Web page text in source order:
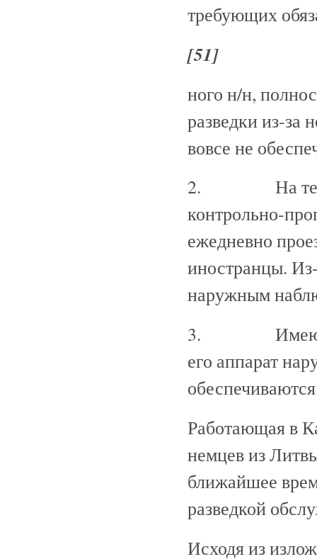
требующих
[51]
ного н/н,
разведки из-за
вовсе не
2. На
контрольно-
ежедневно
иностранцы.
наружным
3. Имеющееся
его аппарат
Работающая в
немцев из
ближайшее
разведкой
Исходя из